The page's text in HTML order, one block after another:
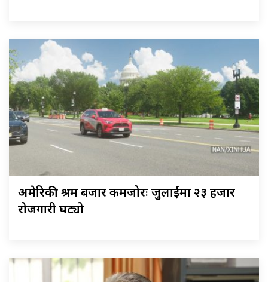
अमेरिकी श्रम बजार कमजोरः जुलाईमा २३ हजार
रोजगारी घट्यो